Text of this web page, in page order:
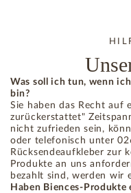
Was soll ich tun, wenn
bin?
Sie haben das Recht auf
zurückerstattet"
nicht zufrieden sein,
oder telefonisch unter
Rücksendeaufkleber zur
Produkte an uns
bezahlt sind, werden wir
Haben Biences-Produkte